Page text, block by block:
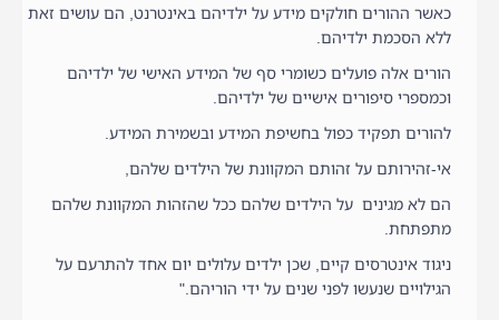
כאשר ההורים חולקים מידע על ילדיהם באינטרנט, הם עושים זאת
ללא הסכמת ילדיהם.
הורים אלה פועלים כשומרי סף של המידע האישי של ילדיהם
וכמספרי סיפורים אישיים של ילדיהם.
להורים תפקיד כפול בחשיפת המידע ובשמירת המידע.
אי-זהירותם על זהותם המקוונת של הילדים שלהם,
הם לא מגינים על הילדים שלהם ככל שהזהות המקוונת שלהם
מתפתחת.
ניגוד אינטרסים קיים, שכן ילדים עלולים יום אחד להתרעם על
הגילויים שנעשו לפני שנים על ידי הוריהם."